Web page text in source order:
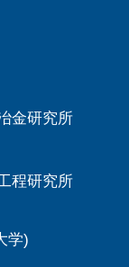
金研究所
程研究所
学)